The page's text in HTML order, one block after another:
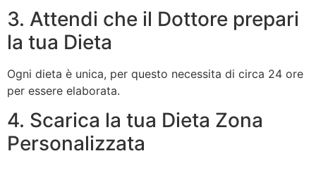
3. Attendi che il Dottore prepari
la tua Dieta
Ogni dieta è unica, per questo necessita di circa 24 ore
per essere elaborata.
4. Scarica la tua Dieta Zona
Personalizzata